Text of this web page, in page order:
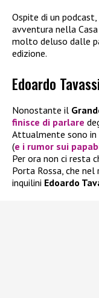
Ospite di un podcast,
avventura nella
molto deluso dalle
edizione.
Edoardo
Nonostante il
finisce di parlare
Attualmente sono in
(e i rumor sui
Per ora non ci resta
Porta Rossa, che
inquilini Edoardo